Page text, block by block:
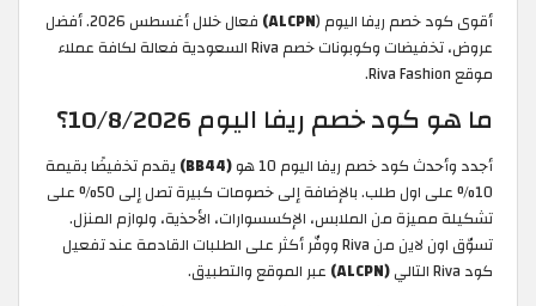
أقوى كود خصم ريفا اليوم (ALCPN)
فعال خلال أغسطس 2026. أفضل
عروض، تخفيضات وكوبونات خصم Riva السعودية فعالة لكافة عملاء
موقع Riva Fashion.
ما هو كود خصم ريفا اليوم 10/8/2026؟
أجدد وأحدث كود خصم ريفا اليوم 10 هو (BB44)
يقدم تخفيضًا بقيمة
10% على اول طلب. بالإضافة إلى خصومات كبيرة تصل إلى 50% على
تشكيلة مميزة من الملابس، الإكسسوارات، الأحذية، ولوازم المنزل.
تسوّق اون لاين من Riva ووفّر أكثر على الطلبات القادمة عند تفعيل
كود Riva التالي
(ALCPN) عبر الموقع والتطبيق.